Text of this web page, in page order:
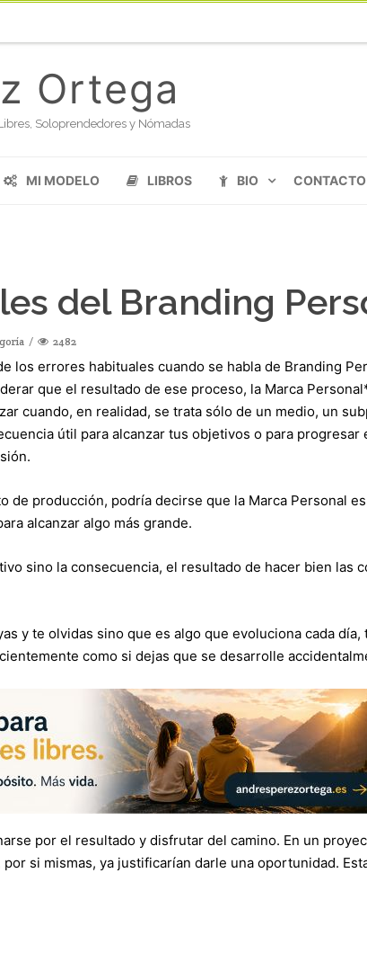
Ortega
Soloprendedores y Nómadas
MI MODELO LIBROS BIO CONTACTO
del Branding
2482
los errores habituales cuando se habla de Branding
que el resultado de ese proceso, la Marca
cuando, en realidad, se trata sólo de un medio, un
útil para alcanzar tus objetivos o para progresar
de producción, podría decirse que la Marca Personal
alcanzar algo más grande.
sino la consecuencia, el resultado de hacer bien las
y te olvidas sino que es algo que evoluciona cada
como si dejas que se desarrolle
por el resultado y disfrutar del camino. En un
si mismas, ya justificarían darle una oportunidad.